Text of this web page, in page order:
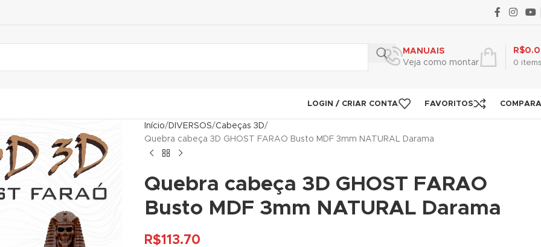
MANUAIS
Veja como montar
0
R$
LOGIN / CRIAR CONTA FAVORITOS
Início DIVERSOS Cabeças 3D
Quebra cabeça 3D GHOST FARAO Busto MDF 3mm NATURAL Darama
Quebra cabeça 3D GHOST FARAO
Busto MDF 3mm NATURAL Darama
R$113.70